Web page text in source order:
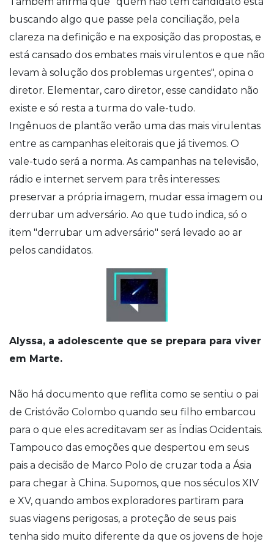
buscando algo que passe pela conciliação, pela
clareza na definição e na exposição das propostas, e
está cansado dos embates mais virulentos e que não
levam à solução dos problemas urgentes", opina o
diretor. Elementar, caro diretor, esse candidato não
existe e só resta a turma do vale-tudo.
Ingênuos de plantão verão uma das mais virulentas
entre as campanhas eleitorais que já tivemos. O
vale-tudo será a norma. As campanhas na televisão,
rádio e internet servem para três interesses:
preservar a própria imagem, mudar essa imagem ou
derrubar um adversário. Ao que tudo indica, só o
item "derrubar um adversário" será levado ao ar
pelos candidatos.
Alyssa, a adolescente que se prepara para viver
em Marte.
Não há documento que reflita como se sentiu o pai
de Cristóvão Colombo quando seu filho embarcou
para o que eles acreditavam ser as Índias Ocidentais.
Tampouco das emoções que despertou em seus
pais a decisão de Marco Polo de cruzar toda a Ásia
para chegar à China. Supomos, que nos séculos XIV
e XV, quando ambos exploradores partiram para
suas viagens perigosas, a proteção de seus pais
tenha sido muito diferente da que os jovens de hoje